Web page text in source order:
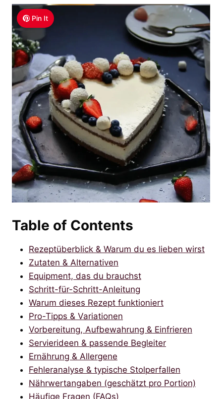
Pin It
Table of Contents
Rezeptüberblick & Warum du es lieben wirst
Zutaten & Alternativen
Equipment, das du brauchst
Schritt-für-Schritt-Anleitung
Warum dieses Rezept funktioniert
Pro-Tipps & Variationen
Vorbereitung, Aufbewahrung & Einfrieren
Servierideen & passende Begleiter
Ernährung & Allergene
Fehleranalyse & typische Stolperfallen
Nährwertangaben (geschätzt pro Portion)
Häufige Fragen (FAQs)